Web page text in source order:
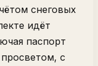
снеговых
идёт
паспорт
с